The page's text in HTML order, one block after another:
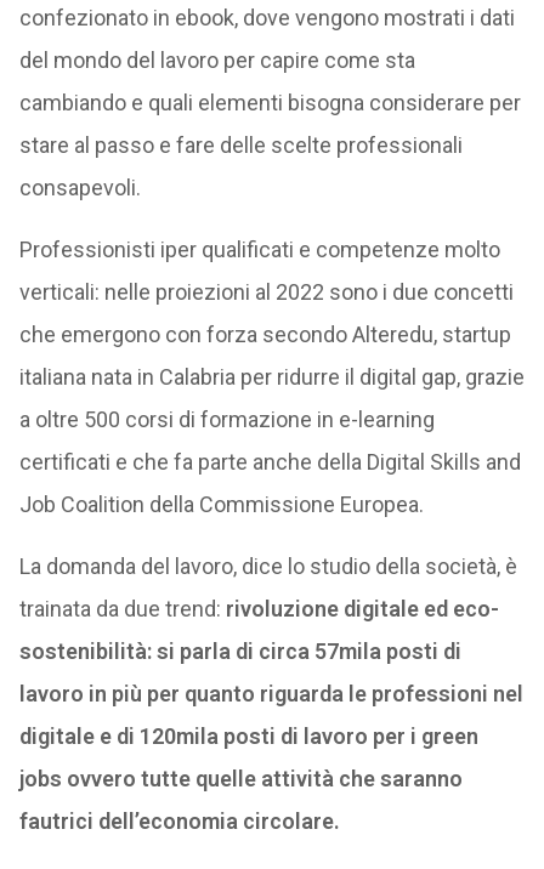
confezionato in ebook, dove vengono mostrati i dati
del mondo del lavoro per capire come sta
cambiando e quali elementi bisogna considerare per
stare al passo e fare delle scelte professionali
consapevoli.
Professionisti iper qualificati e competenze molto
verticali: nelle proiezioni al 2022 sono i due concetti
che emergono con forza secondo Alteredu, startup
italiana nata in Calabria per ridurre il digital gap, grazie
a oltre 500 corsi di formazione in e-learning
certificati e che fa parte anche della Digital Skills and
Job Coalition della Commissione Europea.
La domanda del lavoro, dice lo studio della società, è
trainata da due trend: rivoluzione digitale ed eco-
sostenibilità: si parla di circa 57mila posti di
lavoro in più per quanto riguarda le professioni nel
digitale e di 120mila posti di lavoro per i green
jobs ovvero tutte quelle attività che saranno
fautrici dell’economia circolare.